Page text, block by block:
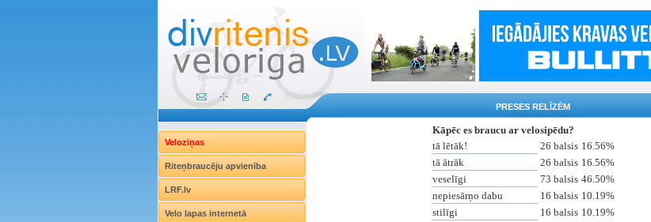
PRESES RELĪZĒM
Veloziņas
Riteņbraucēju apvienība
LRF.lv
Velo lapas internetā
Kāpēc es braucu ar velosipēdu?
tā lētāk!
26 balsis 16.56%
tā ātrāk
26 balsis 16.56%
veselīgi
73 balsis 46.50%
nepiesārņo dabu
16 balsis 10.19%
stilīgi
16 balsis 10.19%